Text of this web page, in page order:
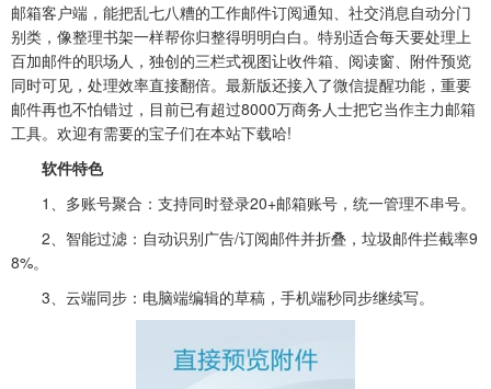
邮箱客户端，能把乱七八糟的工作邮件订阅通知、社交消息自动分门
别类，像整理书架一样帮你归整得明明白白。特别适合每天要处理上
百加邮件的职场人，独创的三栏式视图让收件箱、阅读窗、附件预览
同时可见，处理效率直接翻倍。最新版还接入了微信提醒功能，重要
邮件再也不怕错过，目前已有超过8000万商务人士把它当作主力邮箱
工具。欢迎有需要的宝子们在本站下载哈!
软件特色‌
1、‌多账号聚合‌：支持同时登录20+邮箱账号，统一管理不串号。
2、‌智能过滤‌：自动识别广告/订阅邮件并折叠，垃圾邮件拦截率9
8%。
3、‌云端同步‌：电脑端编辑的草稿，手机端秒同步继续写。